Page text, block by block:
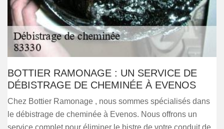
BOTTIER RAMONAGE : UN SERVICE DE
DÉBISTRAGE DE CHEMINÉE À EVENOS
Chez Bottier Ramonage , nous sommes spécialisés dans
le débistrage de cheminée à Evenos. Nous offrons un
service complet pour éliminer le bistre de votre conduit de